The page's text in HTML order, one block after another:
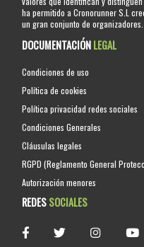
ha permitido a Cronorunner S.L
un gran conjunto de organizadores.
DOCUMENTACIÓNLEGAL
Condiciones de uso
Política de cookies
Política privacidad redes sociales
Condiciones Generales
Cláusulas legales
RGPD (Reglamento General
Autorización menores
REDESSOCIALES